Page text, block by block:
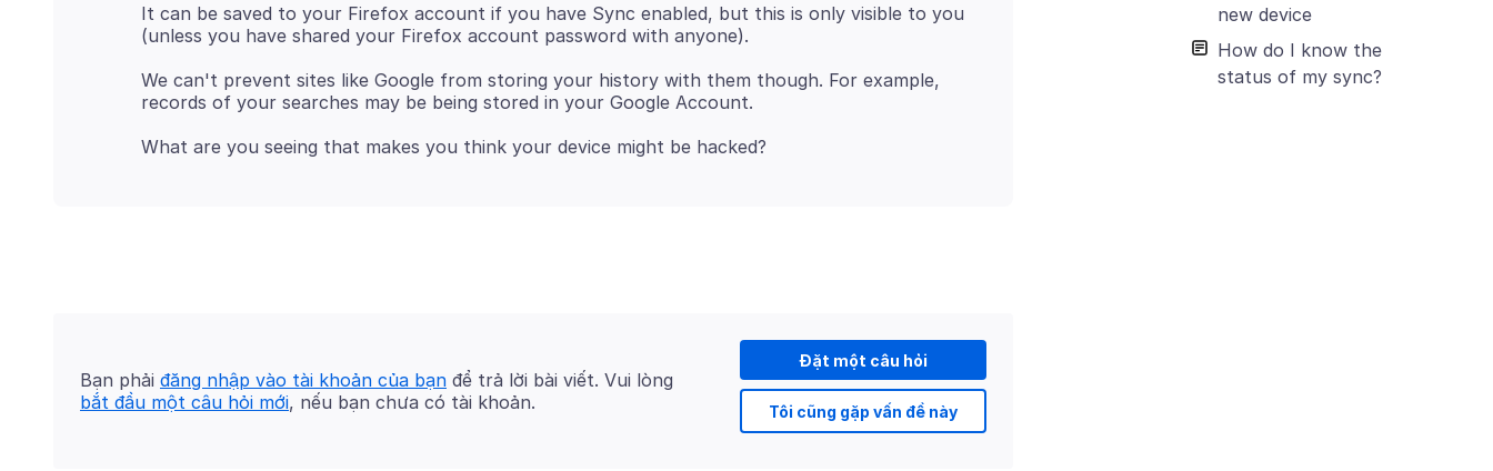
new device
How do I know the
status of my sync?
It can be saved to your Firefox account if you have Sync enabled, but this is only visible to you
We can't prevent sites like Google from storing your history with them though. For example,
Đặt một câu hỏi
Tôi cũng gặp vấn đề này
Bạn phải đăng nhập vào tài khoản của bạn để trả lời bài viết. Vui lòng
bắt đầu một câu hỏi mới, nếu bạn chưa có tài khoản.